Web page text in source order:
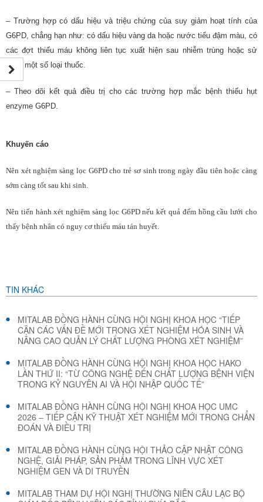
– Trường hợp có dấu hiệu và triệu chứng của suy giảm hoạt tính của
G6PD, chẳng hạn như: có dấu hiệu vàng da hoặc nước tiểu đậm màu, có
các đợt thiếu máu không liên tục xuất hiện sau nhiễm trùng hoặc sử
dụng một số loại thuốc.
– Theo dõi kết quả điều trị cho các trường hợp mắc bệnh thiếu hụt
enzyme G6PD.
Khuyến cáo
Nên xét nghiệm sàng lọc G6PD cho trẻ sơ sinh trong ngày đầu tiên hoặc càng
sớm càng tốt sau khi sinh.
Nên tiến hành xét nghiệm sàng lọc G6PD nếu kết quả đếm hồng cầu lưới cho
thấy bệnh nhân có nguy cơ thiếu máu tán huyết.
TIN KHÁC
MITALAB ĐỒNG HÀNH CÙNG HỘI NGHỊ KHOA HỌC “TIẾP
CẬN CÁC VẤN ĐỀ MỚI TRONG XÉT NGHIỆM HÓA SINH VÀ
NÂNG CAO QUẢN LÝ CHẤT LƯỢNG PHÒNG XÉT NGHIỆM”
MITALAB ĐỒNG HÀNH CÙNG HỘI NGHỊ KHOA HỌC HAKO
LẦN THỨ II: “TỪ CÔNG NGHỆ ĐẾN CHẤT LƯỢNG BỆNH VIỆN
TRONG KỶ NGUYÊN AI VÀ HỘI NHẬP QUỐC TẾ”
MITALAB ĐỒNG HÀNH CÙNG HỘI NGHỊ KHOA HỌC UMC
2026 – TIẾP CẬN KỸ THUẬT XÉT NGHIỆM MỚI TRONG CHẨN
ĐOÁN VÀ ĐIỀU TRỊ
MITALAB ĐỒNG HÀNH CÙNG HỘI THẢO CẬP NHẬT CÔNG
NGHỆ, GIẢI PHÁP, SẢN PHẨM TRONG LĨNH VỰC XÉT
NGHIỆM GEN VÀ DI TRUYỀN
MITALAB THAM DỰ HỘI NGHỊ THƯỜNG NIÊN CÂU LẠC BỘ